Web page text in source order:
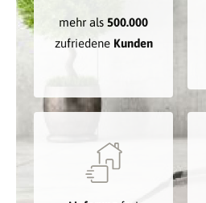
mehr als 500.000
zufriedene Kunden